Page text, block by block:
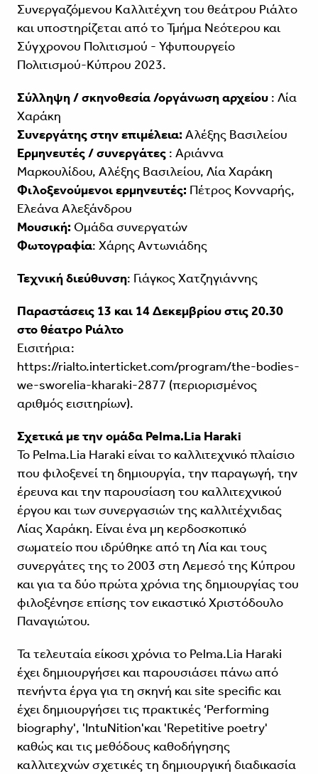
Συνεργαζόμενου Καλλιτέχνη του θεάτρου Ριάλτο
και υποστηρίζεται από το Τμήμα Νεότερου και
Σύγχρονου Πολιτισμού - Υφυπουργείο
Πολιτισμού-Κύπρου 2023.
Σύλληψη / σκηνοθεσία /οργάνωση αρχείου: Λία
Χαράκη
Συνεργάτης στην επιμέλεια: Αλέξης Βασιλείου
Ερμηνευτές / συνεργάτες: Αριάννα
Μαρκουλίδου, Αλέξης Βασιλείου, Λία Χαράκη
Φιλοξενούμενοι ερμηνευτές: Πέτρος Κονναρής,
Ελεάνα Αλεξάνδρου
Mουσική: Ομάδα συνεργατών
Φωτογραφία: Xάρης Aντωνιάδης
Τεχνική διεύθυνση: Γιάγκος Χατζηγιάννης
Παραστάσεις 13 και 14 Δεκεμβρίου στις 20.30
στο θέατρο Ριάλτο
Εισιτήρια:
https://rialto.interticket.com/program/the-bodies-
we-sworelia-kharaki-2877 (περιορισμένος
αριθμός εισιτηρίων).
Σχετικά με την ομάδα Pelma.Lia Haraki
Το Pelma.Lia Haraki είναι το καλλιτεχνικό πλαίσιο
που φιλοξενεί τη δημιουργία, την παραγωγή, την
έρευνα και την παρουσίαση του καλλιτεχνικού
έργου και των συνεργασιών της καλλιτέχνιδας
Λίας Χαράκη. Είναι ένα μη κερδοσκοπικό
σωματείο που ιδρύθηκε από τη Λία και τους
συνεργάτες της το 2003 στη Λεμεσό της Κύπρου
και για τα δύο πρώτα χρόνια της δημιουργίας του
φιλοξένησε επίσης τον εικαστικό Χριστόδουλο
Παναγιώτου.
Τα τελευταία είκοσι χρόνια το Pelma.Lia Haraki
έχει δημιουργήσει και παρουσιάσει πάνω από
πενήντα έργα για τη σκηνή και site specific και
έχει δημιουργήσει τις πρακτικές ‘Performing
biography', 'IntuΝition'και 'Repetitive poetry'
καθώς και τις μεθόδους καθοδήγησης
καλλιτεχνών σχετικές τη δημιουργική διαδικασία